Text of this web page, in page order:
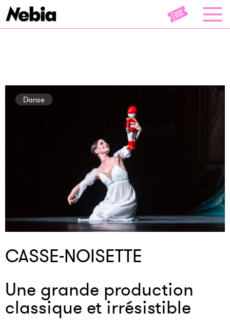
Danse
CASSE-NOISETTE
Une grande production
classique et irrésistible